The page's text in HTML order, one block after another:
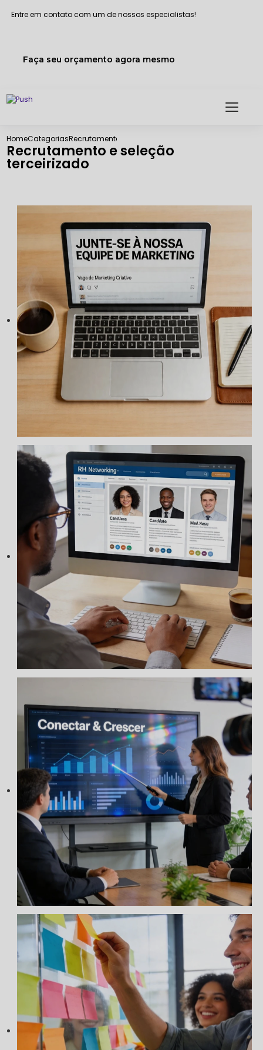
Entre em contato com um de nossos especialistas!
Faça seu orçamento agora mesmo
HomeCategoriasRecrutamento e seleção terceirizado
Recrutamento e seleção
terceirizado